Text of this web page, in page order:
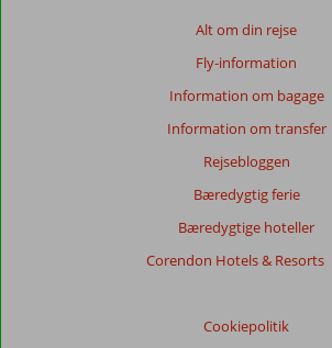
Alt om din rejse
Fly-information
Information om bagage
Information om transfer
Rejsebloggen
Bæredygtig ferie
Bæredygtige hoteller
Corendon Hotels & Resorts
Cookiepolitik